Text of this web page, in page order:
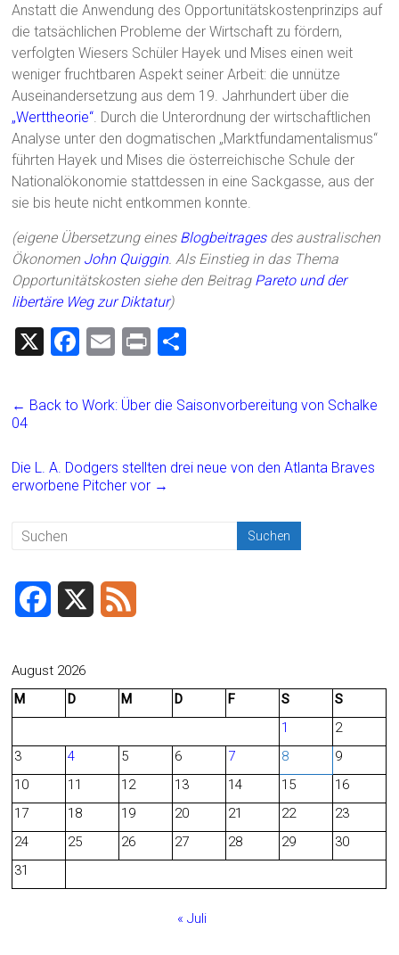
Anstatt die Anwendung des Opportunitätskostenprinzips auf
die tatsächlichen Probleme der Wirtschaft zu fördern,
verfolgten Wiesers Schüler Hayek und Mises einen weit
weniger fruchtbaren Aspekt seiner Arbeit: die unnütze
Auseinandersetzung aus dem 19. Jahrhundert über die
„Werttheorie“. Durch die Unterordnung der wirtschaftlichen
Analyse unter den dogmatischen „Marktfundamentalismus“
führten Hayek und Mises die österreichische Schule der
Nationalökonomie stattdessen in eine Sackgasse, aus der
sie bis heute nicht entkommen konnte.
(eigene Übersetzung eines Blogbeitragesdes australischen
Ökonomen John Quiggin. Als Einstieg in das Thema
Opportunitätskosten siehe den Beitrag Pareto und der
libertäre Weg zur Diktatur)
X
F
ce
o
ok
E
ai
Pr
t
e
← Back to Work: Über die Saisonvorbereitung von Schalke
04
Die L. A. Dodgers stellten drei neue von den Atlanta Braves
erworbene Pitcher vor →
c
b
o
August 2026
M
D M D F S
S
1
2
3
4 5 6 7 8
9
10
11 12 13 14 15
16
17
18 19 20 21 22
23
24
25 26 27 28 29
30
31
« Juli